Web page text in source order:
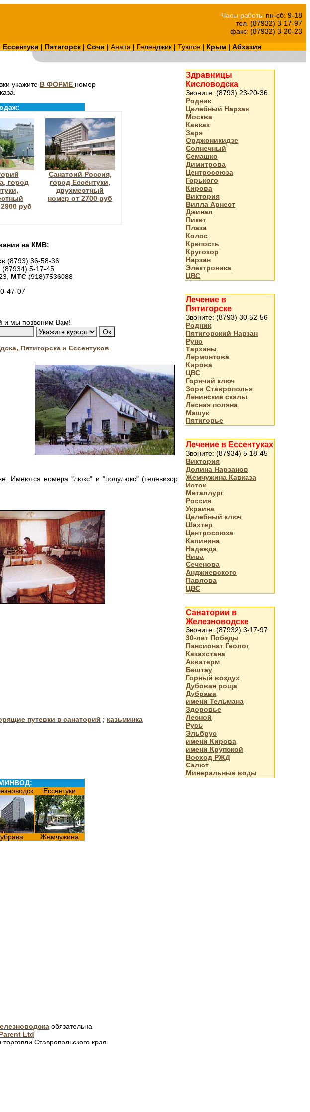
Часы работы пн-сб: 9-18
тел. (87932) 3-17-97
факс: (87932) 3-20-23
| Ессентуки | Пятигорск| Сочи | Анапа | Геленджик | Туапсе| Крым| Абхазия
укажите В ФОРМЕ номер
город
руб
Санатоий Россия,
город Ессентуки,
двухместный
номер от 2700 руб
на КМВ:
(8793) 36-58-36
(87934) 5-17-45
МТС (918)7536088
47-07
и мы позвоним Вам!
Пятигорска и Ессентуков
Имеются номера "люкс" и "полулюкс" (телевизор.
путевки в санаторий ; казьминка
Ессентуки
Жемчужина
обязательна
Parent Ltd
Ставропольского края
Здравницы
Кисловодска
Звоните: (8793) 23-20-36
Родник
Целебный Нарзан
Москва
Кавказ
Заря
Орджоникидзе
Солнечный
Семашко
Димитрова
Центросоюза
Горького
Кирова
Виктория
Вилла Арнест
Джинал
Пикет
Плаза
Колос
Крепость
Кругозор
Нарзан
Электроника
ЦВС
Лечение в
Пятигорске
Звоните: (8793) 30-52-56
Родник
Пятигорский Нарзан
Руно
Тарханы
Лермонтова
Кирова
ЦВС
Горячий ключ
Зори Ставрополья
Ленинские скалы
Лесная поляна
Машук
Пятигорье
Лечение в Ессентуках
Звоните: (87934) 5-18-45
Виктория
Долина Нарзанов
Жемчужина Кавказа
Исток
Металлург
Россия
Украина
Целебный ключ
Шахтер
Центросоюза
Калинина
Надежда
Нива
Сеченова
Анджиевского
Павлова
ЦВС
Санатории в
Железноводске
Звоните: (87932) 3-17-97
30-лет Победы
Пансионат Геолог
Казахстана
Акватерм
Бештау
Горный воздух
Дубовая роща
Дубрава
имени Тельмана
Здоровье
Лесной
Русь
Эльбрус
имени Кирова
имени Крупской
Восход РЖД
Салют
Минеральные воды